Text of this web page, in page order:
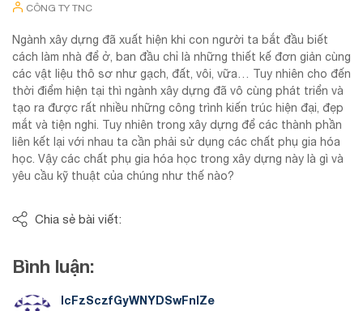
CÔNG TY TNC
Ngành xây dựng đã xuất hiện khi con người ta bắt đầu biết
cách làm nhà để ở, ban đầu chỉ là những thiết kế đơn giản cùng
các vật liệu thô sơ như gạch, đất, vôi, vữa… Tuy nhiên cho đến
thời điểm hiện tại thì ngành xây dựng đã vô cùng phát triển và
tạo ra được rất nhiều những công trình kiến trúc hiện đại, đẹp
mắt và tiện nghi. Tuy nhiên trong xây dựng để các thành phần
liên kết lại với nhau ta cần phải sử dụng các chất phụ gia hóa
học. Vậy các chất phụ gia hóa học trong xây dựng này là gì và
yêu cầu kỹ thuật của chúng như thế nào?
Chia sẻ bài viết:
Bình luận:
lcFzSczfGyWNYDSwFnIZe